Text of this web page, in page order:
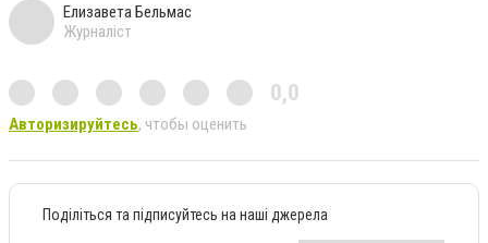
Елизавета Бельмас
Журналіст
0,0
Авторизируйтесь, чтобы оценить
Поділіться та підписуйтесь на наші джерела